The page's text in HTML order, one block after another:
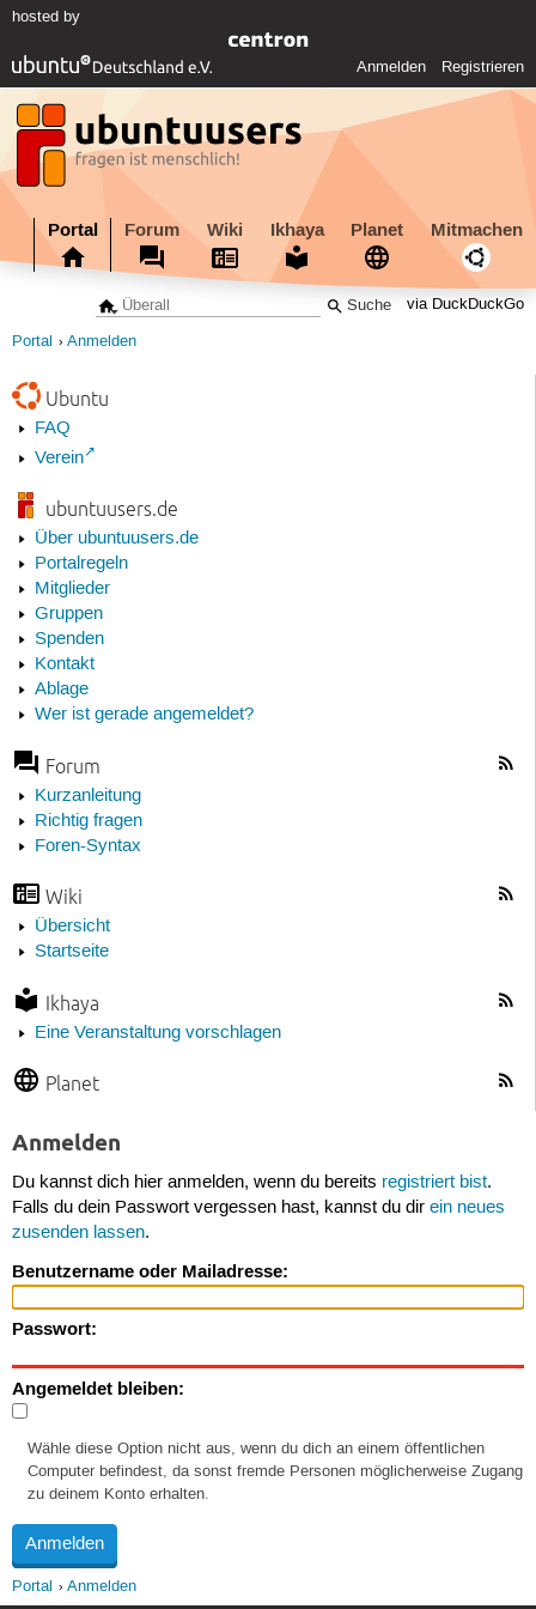
hosted by
Anmelden Registrieren
Portal Forum Wiki Ikhaya Planet Mitmachen
via DuckDuckGo
Portal Anmelden
Ubuntu
FAQ
Verein
ubuntuusers.de
Über ubuntuusers.de
Portalregeln
Mitglieder
Gruppen
Spenden
Kontakt
Ablage
Wer ist gerade angemeldet?
Forum
Kurzanleitung
Richtig fragen
Foren-Syntax
Wiki
Übersicht
Startseite
Ikhaya
Eine Veranstaltung vorschlagen
Planet
Anmelden
Du kannst dich hier anmelden, wenn du bereits registriert bist.
Falls du dein Passwort vergessen hast, kannst du dir ein neues
zusenden lassen.
Benutzername oder Mailadresse:
Passwort:
Angemeldet bleiben:
Wähle diese Option nicht aus, wenn du dich an einem öffentlichen
Computer befindest, da sonst fremde Personen möglicherweise Zugang
zu deinem Konto erhalten.
Portal Anmelden